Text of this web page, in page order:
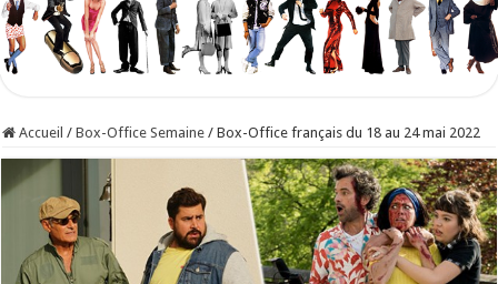
Accueil / Box-Office Semaine / Box-Office français du 18 au 24 mai 2022